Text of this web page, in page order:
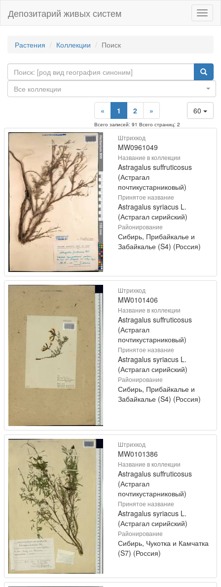
Депозитарий живых систем
Растения Коллекции Поиск
Все коллекции
60
« 1 2 »
Всего записей: 91 Всего страниц: 2
Штрихкод
MW0961049
Название в коллекции
Astragalus suffruticosus
(Астрагал
почтикустарниковый)
Принятое название
Astragalus syriacus L.
(Астрагал сирийский)
Районирование
Сибирь, Прибайкалье и
Забайкалье (S4) (Россия)
Штрихкод
MW0101406
Название в коллекции
Astragalus suffruticosus
(Астрагал
почтикустарниковый)
Принятое название
Astragalus syriacus L.
(Астрагал сирийский)
Районирование
Сибирь, Прибайкалье и
Забайкалье (S4) (Россия)
Штрихкод
MW0101386
Название в коллекции
Astragalus suffruticosus
(Астрагал
почтикустарниковый)
Принятое название
Astragalus syriacus L.
(Астрагал сирийский)
Районирование
Сибирь, Чукотка и Камчатка
(S7) (Россия)